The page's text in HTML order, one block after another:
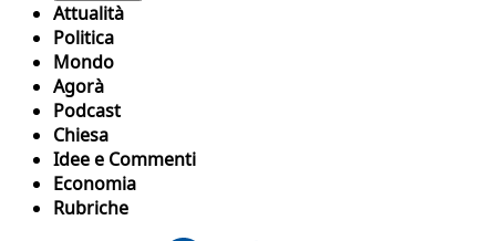
Attualità
Politica
Mondo
Agorà
Podcast
Chiesa
Idee e Commenti
Economia
Rubriche